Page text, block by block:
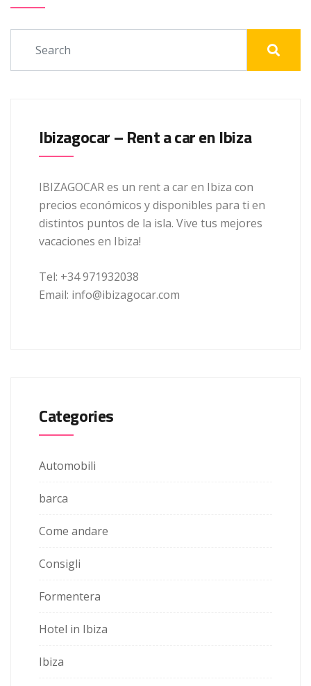
Ibizagocar – Rent a car en Ibiza
IBIZAGOCAR es un rent a car en Ibiza con
precios económicos y disponibles para ti en
distintos puntos de la isla. Vive tus mejores
vacaciones en Ibiza!
Tel: +34 971932038
Email: info@ibizagocar.com
Categories
Automobili
barca
Come andare
Consigli
Formentera
Hotel in Ibiza
Ibiza